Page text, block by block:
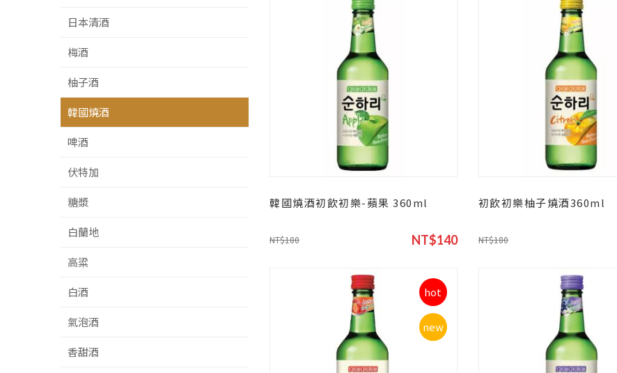
日本清酒
梅酒
柚子酒
韓國燒酒
啤酒
伏特加
糖漿
白蘭地
高粱
白酒
氣泡酒
香甜酒
韓國燒酒初飲初樂-蘋果 360ml
NT$180 NT$140
初飲初樂柚子燒酒360ml
NT$180
hot
new